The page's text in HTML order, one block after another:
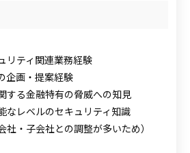
リティ関連業務経験
企画・提案経験
する金融特有の脅威への知見
なレベルのセキュリティ知識
社・子会社との調整が多いため）